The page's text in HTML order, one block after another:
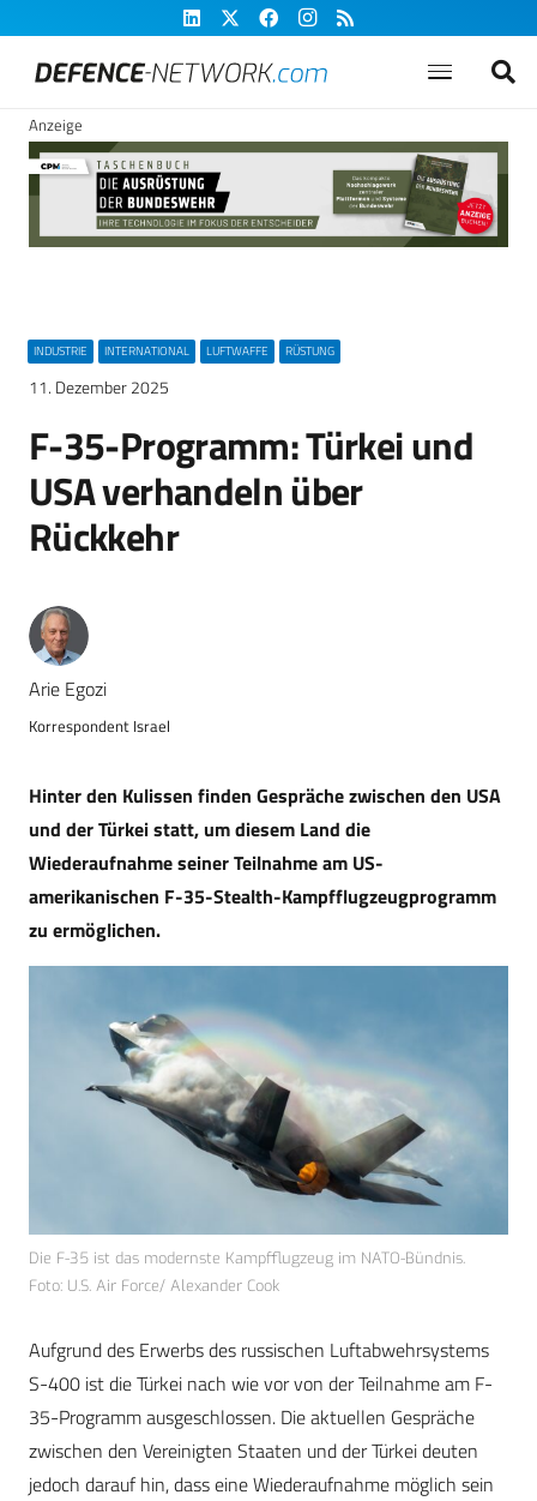
Anzeige
INDUSTRIE INTERNATIONAL LUFTWAFFE RÜSTUNG
11. Dezember 2025
F-35-Programm: Türkei und
USA verhandeln über
Rückkehr
Arie Egozi
Korrespondent Israel
Hinter den Kulissen finden Gespräche zwischen den USA
und der Türkei statt, um diesem Land die
Wiederaufnahme seiner Teilnahme am US-
amerikanischen F-35-Stealth-Kampfflugzeugprogramm
zu ermöglichen.
Die F-35 ist das modernste Kampfflugzeug im NATO-Bündnis.
Foto: U.S. Air Force/ Alexander Cook
Aufgrund des Erwerbs des russischen Luftabwehrsystems
S-400 ist die Türkei nach wie vor von der Teilnahme am F-
35-Programm ausgeschlossen. Die aktuellen Gespräche
zwischen den Vereinigten Staaten und der Türkei deuten
jedoch darauf hin, dass eine Wiederaufnahme möglich sein